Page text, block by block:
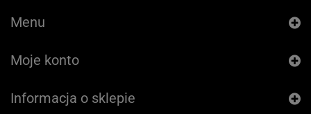
Menu
Moje konto
Informacja o sklepie